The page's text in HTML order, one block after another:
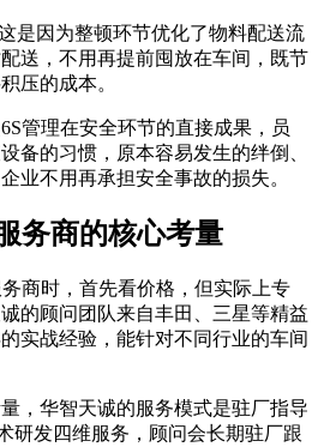
是因为整顿环节优化了物料配送流
送，不用再提前囤放在车间，既节
压的成本。
管理在安全环节的直接成果，员
备的习惯，原本容易发生的绊倒、
业不用再承担安全事故的损失。
务商的核心考量
商时，首先看价格，但实际上专
的顾问团队来自丰田、三星等精益
实战经验，能针对不同行业的车间
，华智天诚的服务模式是驻厂指导
研发四维服务，顾问会长期驻厂跟